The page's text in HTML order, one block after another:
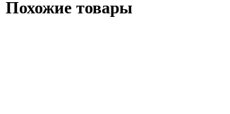
Похожие товары